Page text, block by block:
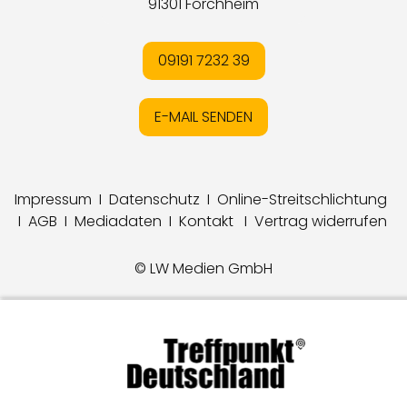
09191 7232 39
E-MAIL SENDEN
Impressum I Datenschutz I Online-Streitschlichtung
I AGB I Mediadaten I Kontakt I Vertrag widerrufen
© LW Medien GmbH